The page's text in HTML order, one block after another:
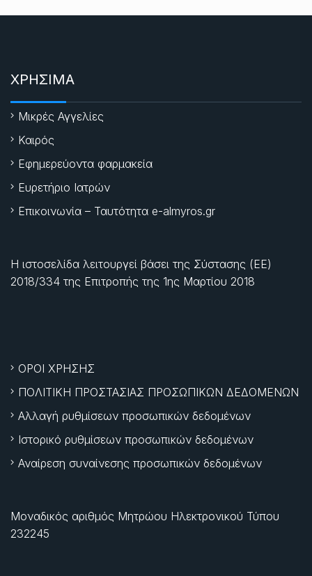
ΧΡΗΣΙΜΑ
Μικρές Αγγελίες
Καιρός
Εφημερεύοντα φαρμακεία
Ευρετήριο Ιατρών
Επικοινωνία – Ταυτότητα e-almyros.gr
Η ιστοσελίδα λειτουργεί βάσει της Σύστασης (ΕΕ)
2018/334 της Επιτροπής της 1ης Μαρτίου 2018
ΟΡΟΙ ΧΡΗΣΗΣ
ΠΟΛΙΤΙΚΗ ΠΡΟΣΤΑΣΙΑΣ ΠΡΟΣΩΠΙΚΩΝ ΔΕΔΟΜΕΝΩΝ
Αλλαγή ρυθμίσεων προσωπικών δεδομένων
Ιστορικό ρυθμίσεων προσωπικών δεδομένων
Αναίρεση συναίνεσης προσωπικών δεδομένων
Μοναδικός αριθμός Μητρώου Ηλεκτρονικού Τύπου
232245